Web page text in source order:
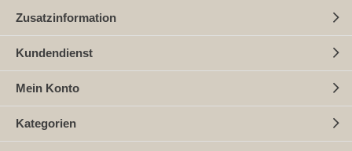
Zusatzinformation
Kundendienst
Mein Konto
Kategorien